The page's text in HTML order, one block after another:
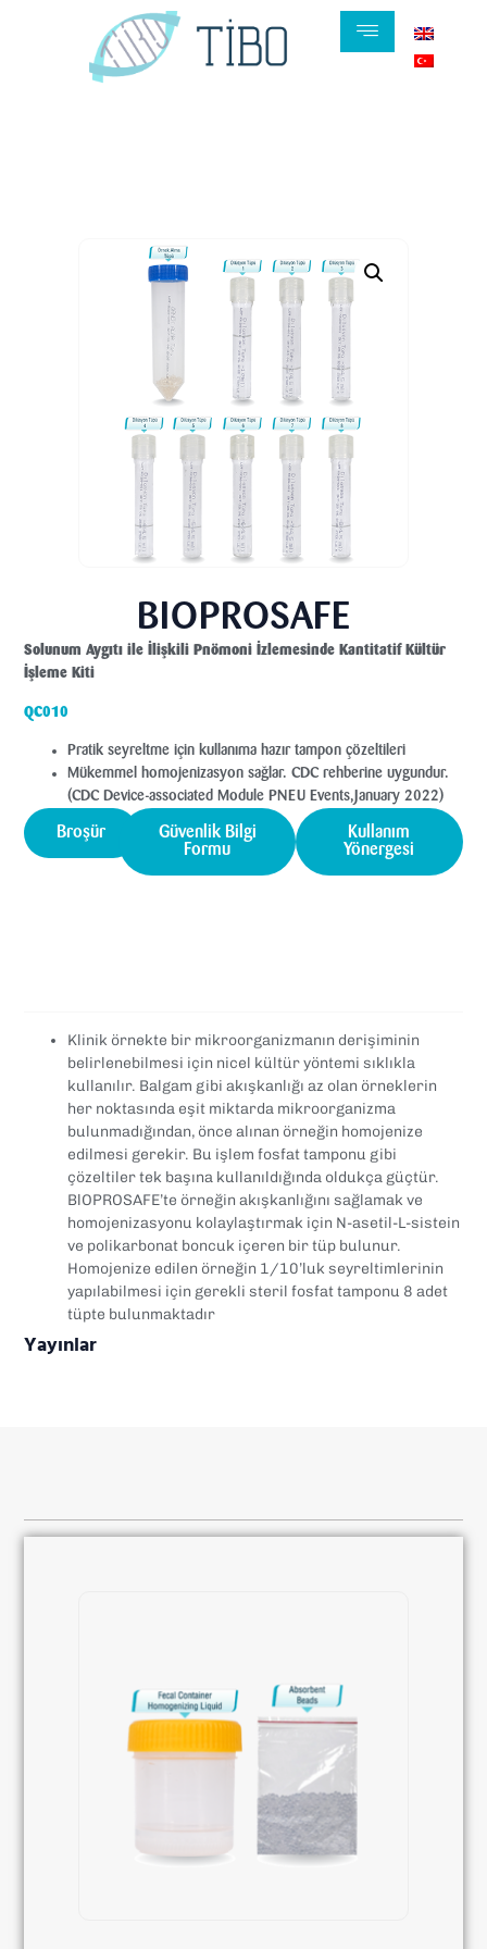
BIOPROSAFE
Solunum Aygıtı ile İlişkili Pnömoni İzlemesinde Kantitatif Kültür
İşleme Kiti
QC010
Pratik seyreltme için kullanıma hazır tampon çözeltileri
Mükemmel homojenizasyon sağlar. CDC rehberine uygundur.
(CDC Device-associated Module PNEU Events,January 2022)
Broşür
Güvenlik Bilgi
Formu
Kullanım
Yönergesi
Klinik örnekte bir mikroorganizmanın derişiminin
belirlenebilmesi için nicel kültür yöntemi sıklıkla
kullanılır. Balgam gibi akışkanlığı az olan örneklerin
her noktasında eşit miktarda mikroorganizma
bulunmadığından, önce alınan örneğin homojenize
edilmesi gerekir. Bu işlem fosfat tamponu gibi
çözeltiler tek başına kullanıldığında oldukça güçtür.
BlOPROSAFE’te örneğin akışkanlığını sağlamak ve
homojenizasyonu kolaylaştırmak için N-asetil-L-sistein
ve polikarbonat boncuk içeren bir tüp bulunur.
Homojenize edilen örneğin 1/10’luk seyreltimlerinin
yapılabilmesi için gerekli steril fosfat tamponu 8 adet
tüpte bulunmaktadır
Yayınlar